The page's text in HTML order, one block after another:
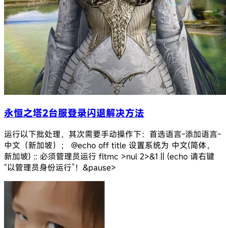
永恒之塔2台服登录闪退解决方法
运行以下批处理，其次需要手动操作下：首选语言-添加语言-
中文（新加坡）； @echo off title 设置系统为 中文(简体，
新加坡) :: 必须管理员运行 fltmc >nul 2>&1 || (echo 请右键
“以管理员身份运行”！&pause>